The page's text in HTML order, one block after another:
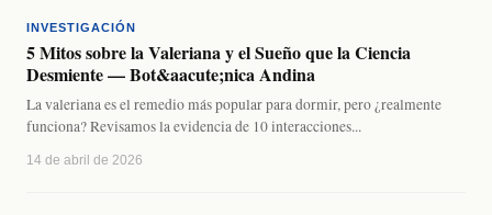
INVESTIGACIÓN
5 Mitos sobre la Valeriana y el Sueño que la Ciencia
Desmiente — Bot&aacute;nica Andina
La valeriana es el remedio más popular para dormir, pero ¿realmente
funciona? Revisamos la evidencia de 10 interacciones...
14 de abril de 2026